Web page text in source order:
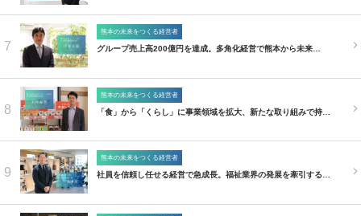
7
熊本の未来をつくる経営者
グループ売上高200億円を達成。多角化経営で熊本から未来…
8
熊本の未来をつくる経営者
「食」から「くらし」に事業領域を拡大、新たな取り組みで持…
9
熊本の未来をつくる経営者
社員を信頼し任せる経営で急成長。福祉業界の発展を牽引する…